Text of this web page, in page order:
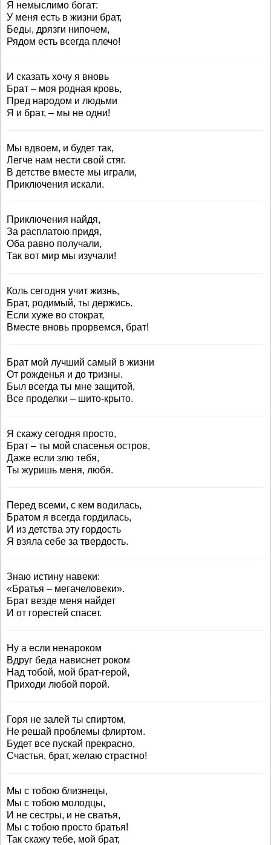
Я немыслимо богат:
У меня есть в жизни брат,
Беды, дрязги нипочем,
Рядом есть всегда плечо!
И сказать хочу я вновь
Брат – моя родная кровь,
Пред народом и людьми
Я и брат, – мы не одни!
Мы вдвоем, и будет так,
Легче нам нести свой стяг.
В детстве вместе мы играли,
Приключения искали.
Приключения найдя,
За расплатою придя,
Оба равно получали,
Так вот мир мы изучали!
Коль сегодня учит жизнь,
Брат, родимый, ты держись.
Если хуже во стократ,
Вместе вновь прорвемся, брат!
Брат мой лучший самый в жизни
От рожденья и до тризны.
Был всегда ты мне защитой,
Все проделки – шито-крыто.
Я скажу сегодня просто,
Брат – ты мой спасенья остров,
Даже если злю тебя,
Ты журишь меня, любя.
Перед всеми, с кем водилась,
Братом я всегда гордилась,
И из детства эту гордость
Я взяла себе за твердость.
Знаю истину навеки:
«Братья – мегачеловеки».
Брат везде меня найдет
И от горестей спасет.
Ну а если ненароком
Вдруг беда нависнет роком
Над тобой, мой брат-герой,
Приходи любой порой.
Горя не залей ты спиртом,
Не решай проблемы флиртом.
Будет все пускай прекрасно,
Счастья, брат, желаю страстно!
Мы с тобою близнецы,
Мы с тобою молодцы,
И не сестры, и не сватья,
Мы с тобою просто братья!
Так скажу тебе, мой брат,